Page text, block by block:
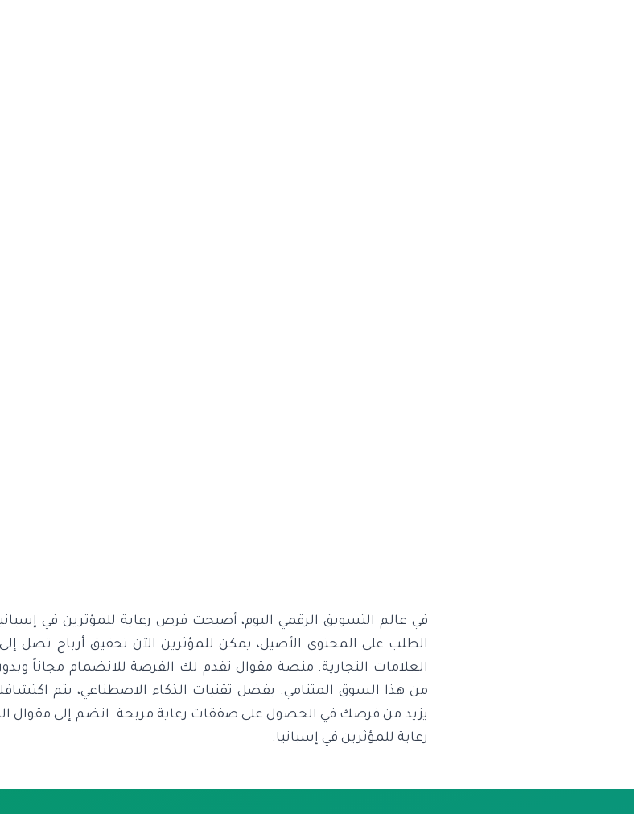
في عالم التسويق الرقمي اليوم، أصبحت فرص رعاية للمؤثرين في
العلامات التجارية. منصة مقوال تقدم لك الفرصة للانضمام مجاناً
من هذا السوق المتنامي. بفضل تقنيات الذكاء الاصطناعي، يتم
يزيد من فرصك في الحصول على صفقات رعاية مربحة. انضم إلى مقوال
رعاية للمؤثرين في إسبانيا.